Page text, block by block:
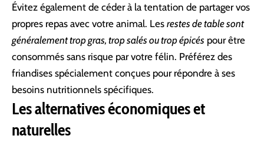
Évitez également de céder à la tentation de partager vos
propres repas avec votre animal. Les restes de table sont
généralement trop gras, trop salés ou trop épicés pour être
consommés sans risque par votre félin. Préférez des
friandises spécialement conçues pour répondre à ses
besoins nutritionnels spécifiques.
Les alternatives économiques et
naturelles